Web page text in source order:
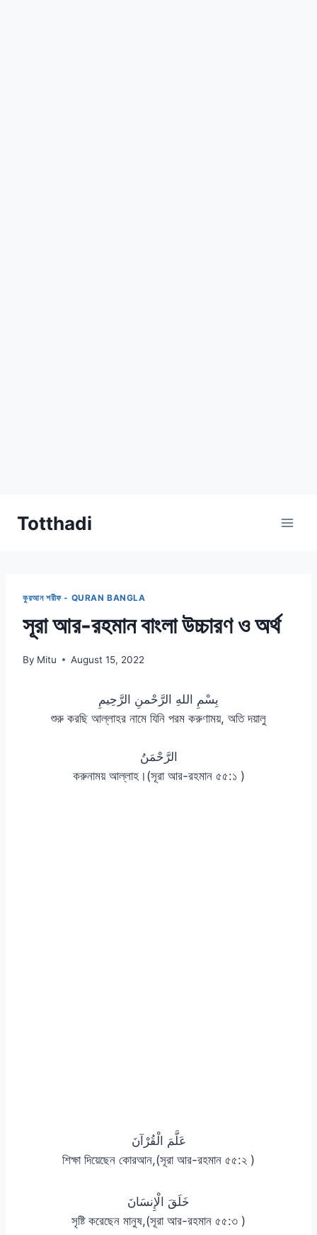
Totthadi
কুরআন শরীফ - QURAN BANGLA
সূরা আর-রহমান বাংলা উচ্চারণ ও অর্থ
By Mitu August 15, 2022
بِسْمِ اللهِ الرَّحْمنِ الرَّحِيمِ
শুরু করছি আল্লাহর নামে যিনি পরম করুণাময়, অতি দয়ালু
الرَّحْمَنُ
করুনাময় আল্লাহ।(সূরা আর-রহমান ৫৫:১ )
عَلَّمَ الْقُرْآنَ
শিক্ষা দিয়েছেন কোরআন,(সূরা আর-রহমান ৫৫:২ )
خَلَقَ الْإِنسَانَ
সৃষ্টি করেছেন মানুষ,(সূরা আর-রহমান ৫৫:৩ )